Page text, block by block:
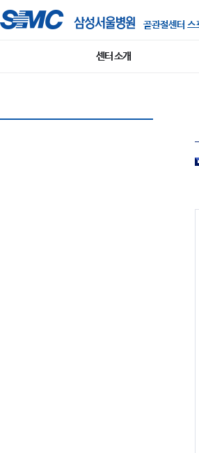
골관절센터 스
센터 소개